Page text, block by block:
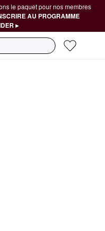
le paquet pour nos membres
AU PROGRAMME
▸